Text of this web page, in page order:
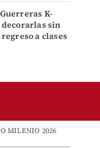
K-
decorarlas sin
a clases
MILENIO 2026